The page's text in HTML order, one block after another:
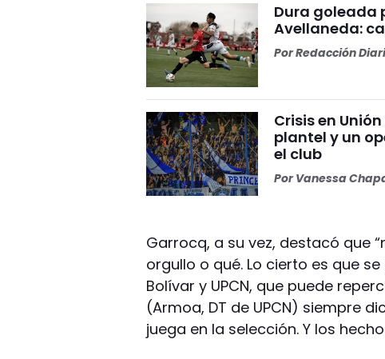
Dura goleada
Avellaneda:
PorRedacción
Crisis en
plantel y un
el club
PorVanessa
Garrocq, a su vez, destacó que
orgullo o qué. Lo cierto es que
Bolívar y UPCN, que puede
(Armoa, DT de UPCN) siempre
juega en la selección. Y los